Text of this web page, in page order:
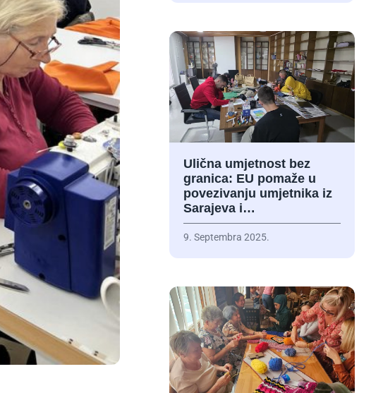
Ulična umjetnost bez
granica: EU pomaže u
povezivanju umjetnika iz
Sarajeva i…
9. Septembra 2025.